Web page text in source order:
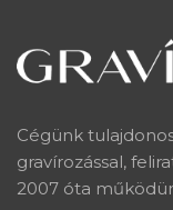
Cégünk
gravírozással,
2007 óta